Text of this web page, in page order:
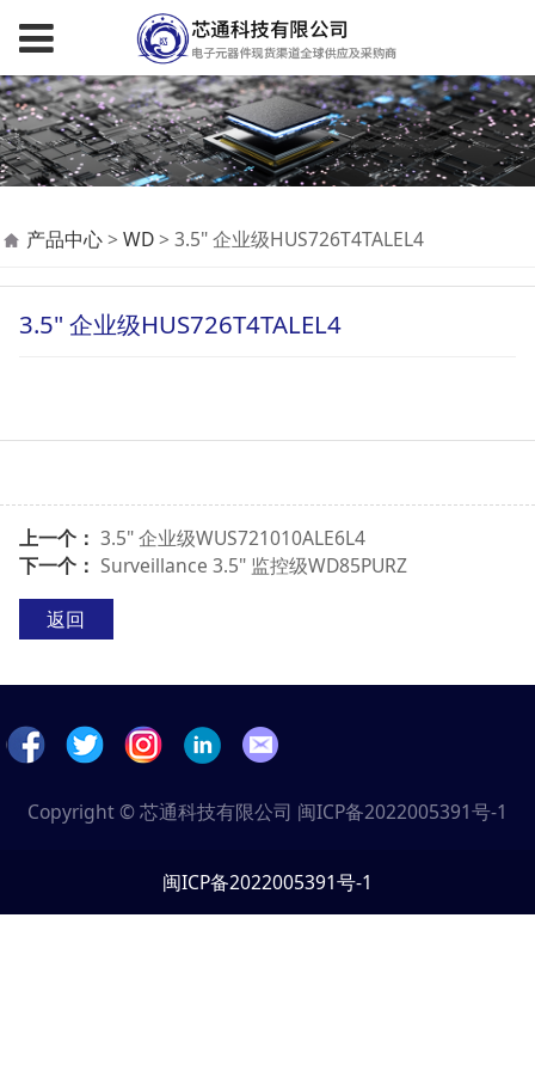
3.5" 企业级
HUS726T4TALEL4
产品中心> WD> 3.5" 企业级HUS726T4TALEL4
3.5" 企业级HUS726T4TALEL4
上一个： 3.5" 企业级WUS721010ALE6L4
下一个： Surveillance 3.5" 监控级WD85PURZ
返回
Copyright © 芯通科技有限公司 闽ICP备2022005391号-1
闽ICP备2022005391号-1